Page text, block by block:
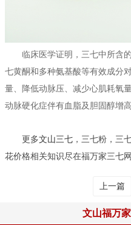
临床医学证明，三七中所含
七黄酮和多种氨基酸等有效成分
量、降低动脉压、减少心肌耗氧
动脉硬化症伴有血脂及胆固醇增
更多文山三七 ，三七粉，三
花价格相关知识尽在福万家三七网
上一篇
文山福万